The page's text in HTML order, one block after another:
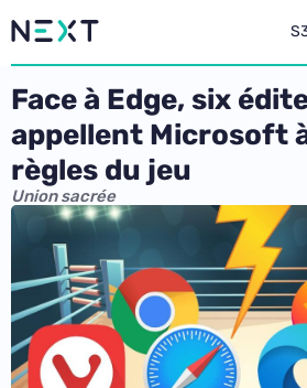
Face à Edge, six
appellent Microsoft
règles du jeu
Union sacrée